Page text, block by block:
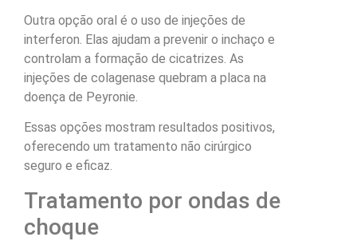
Outra opção oral é o uso de injeções de
interferon. Elas ajudam a prevenir o inchaço e
controlam a formação de cicatrizes. As
injeções de colagenase quebram a placa na
doença de Peyronie.
Essas opções mostram resultados positivos,
oferecendo um tratamento não cirúrgico
seguro e eficaz.
Tratamento por ondas de
choque